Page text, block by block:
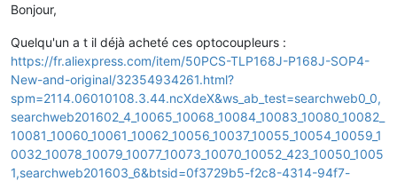
Bonjour,
Quelqu'un a t il déjà acheté ces optocoupleurs :
https://fr.aliexpress.com/item/50PCS-TLP168J-P168J-SOP4-
New-and-original/32354934261.html?
spm=2114.06010108.3.44.ncXdeX&ws_ab_test=searchweb0_0,
searchweb201602_4_10065_10068_10084_10083_10080_10082_
10081_10060_10061_10062_10056_10037_10055_10054_10059_1
0032_10078_10079_10077_10073_10070_10052_423_10050_1005
1,searchweb201603_6&btsid=0f3729b5-f2c8-4314-94f7-